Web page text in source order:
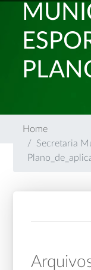
Home
Secretaria